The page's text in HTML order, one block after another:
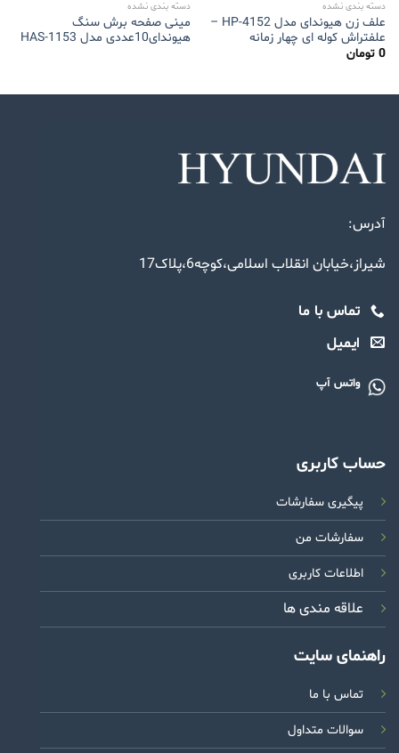
دسته بندی نشده
علف زن هیوندای مدل HP-4152 –
علفتراش کوله ای چهار زمانه
0 تومان
دسته بندی نشده
مینی صفحه برش سنگ
هیوندای10عددی مدل HAS-1153
آدرس:
شیراز،خیابان انقلاب اسلامی،کوچه6،پلاک17
تماس با ما
ایمیل
واتس آپ
حساب کاربری
پیگیری سفارشات
سفارشات من
اطلاعات کاربری
علاقه مندی ها
راهنمای سایت
تماس با ما
سوالات متداول